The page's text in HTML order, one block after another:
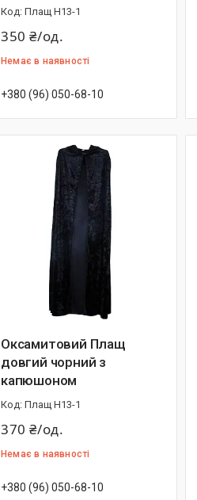
Плащ Н13-1
350 ₴/од.
Немає в наявності
+380 (96) 050-68-10
Оксамитовий Плащ
довгий чорний з
капюшоном
Плащ Н13-1
370 ₴/од.
Немає в наявності
+380 (96) 050-68-10